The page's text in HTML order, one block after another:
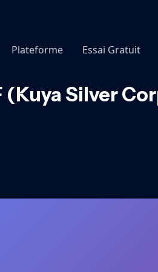
Plateforme
Essai Gratuit
(Kuya Silver